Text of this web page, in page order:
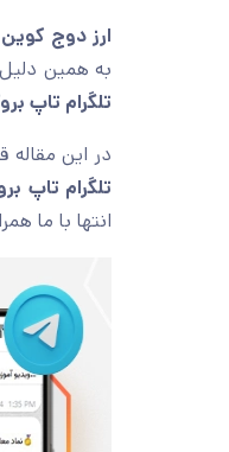
ارز دوج کوین
به همین
تلگرام تاپ
در این مقاله
تلگرام تاپ
انتها با ما